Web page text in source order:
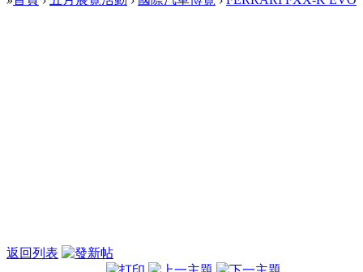
返回列表